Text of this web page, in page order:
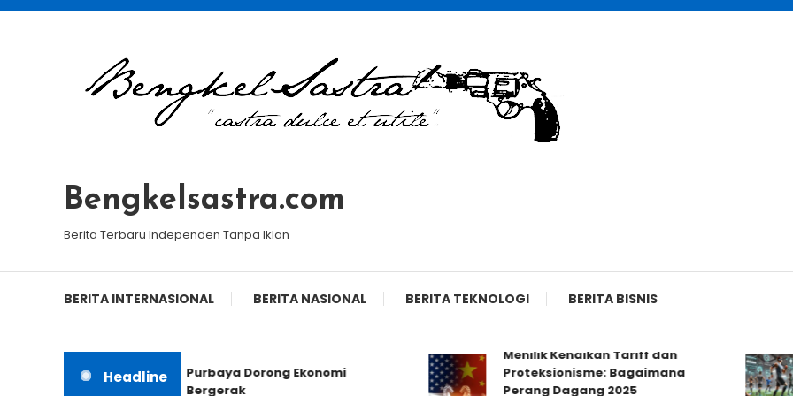
Skip
Bengkelsastra.com
Berita Terbaru Independen Tanpa Iklan
BERITA INTERNASIONAL BERITA NASIONAL BERITA TEKNOLOGI BERITA BISNIS
HeadlinePurbaya Dorong Ekonomi
Bergerak
Menilik Kenaikan Tariff dan
Proteksionisme: Bagaimana
Perang Dagang 2025